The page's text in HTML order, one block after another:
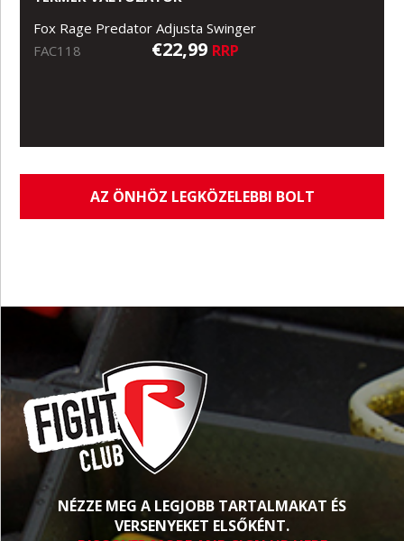
Fox Rage Predator Adjusta Swinger
FAC118
€22,99 RRP
AZ ÖNHÖZ LEGKÖZELEBBI BOLT
NÉZZE MEG A LEGJOBB TARTALMAKAT ÉS
VERSENYEKET ELSŐKÉNT.